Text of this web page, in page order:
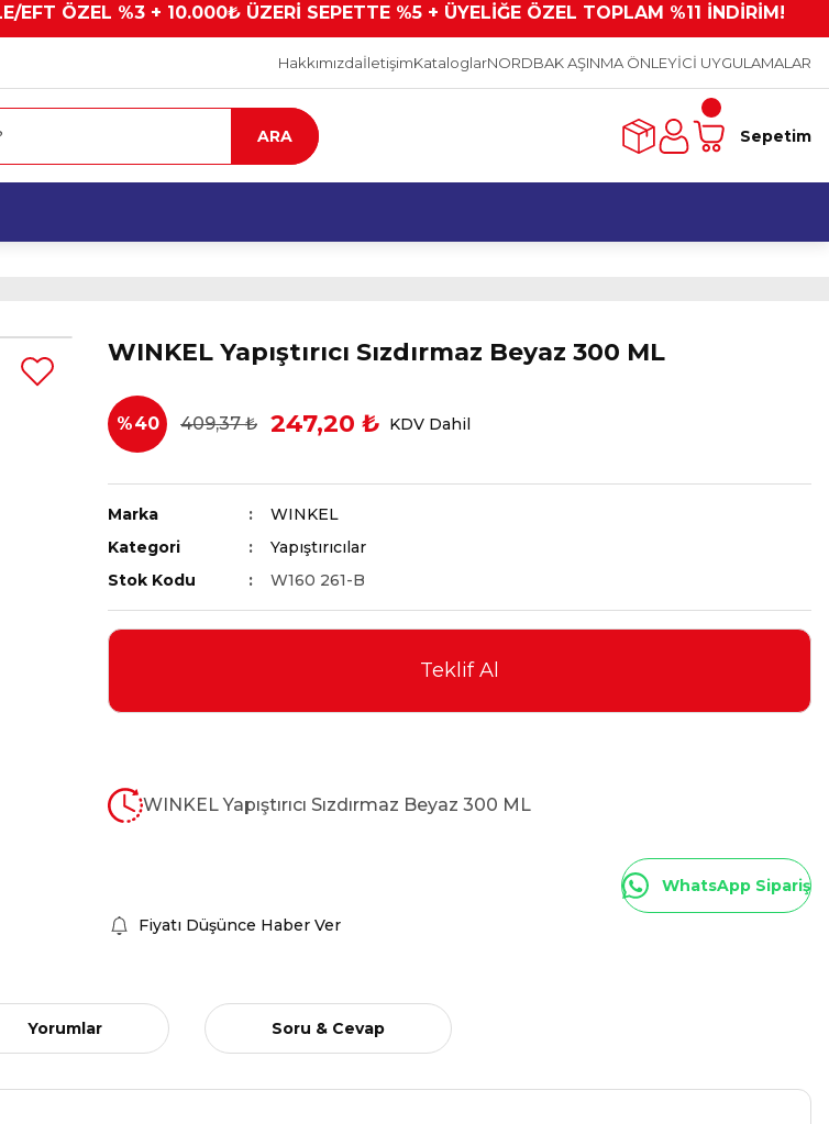
EFT ÖZEL %3 + 10.000₺ ÜZERİ SEPETTE %5 + ÜYELİĞE ÖZEL TOPLAM %11 İNDİRİM!
HakkımızdaİletişimKataloglarNORDBAK AŞINMA ÖNLEYİCİ UYGULAMALAR
ARA Sepetim
WINKEL Yapıştırıcı Sızdırmaz Beyaz 300 ML
%40 409,37 ₺ 247,20 ₺ KDV Dahil
Marka
WINKEL
Kategori
Yapıştırıcılar
Stok Kodu
W160 261-B
Teklif Al
WINKEL Yapıştırıcı Sızdırmaz Beyaz 300 ML
WhatsApp Sipariş
Fiyatı Düşünce Haber Ver
Yorumlar Soru & Cevap